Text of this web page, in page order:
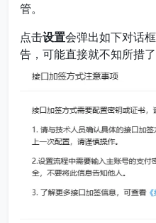
管。
点击设置会弹出如下对话
告，可能直接就不知所措